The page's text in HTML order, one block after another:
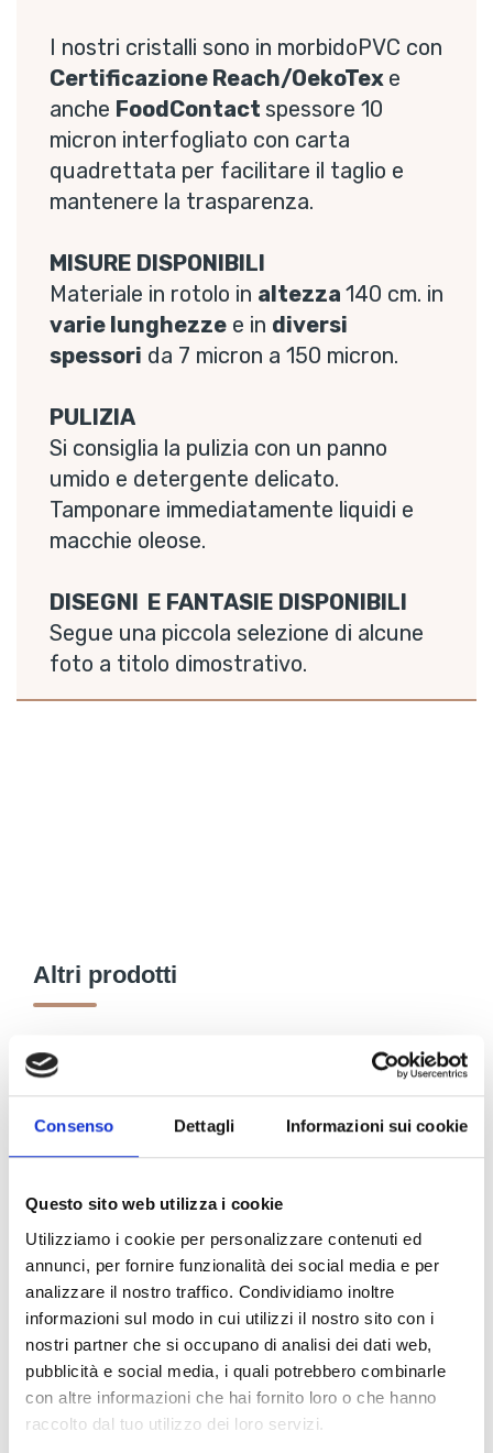
Consenso Dettagli Informazioni sui cookie
Questo sito web utilizza i cookie
Utilizziamo i cookie per personalizzare contenuti ed
annunci, per fornire funzionalità dei social media e per
analizzare il nostro traffico. Condividiamo inoltre
informazioni sul modo in cui utilizzi il nostro sito con i
nostri partner che si occupano di analisi dei dati web,
pubblicità e social media, i quali potrebbero combinarle
con altre informazioni che hai fornito loro o che hanno
raccolto dal tuo utilizzo dei loro servizi.
I nostri cristalli sono in morbidoPVC con
Certificazione Reach/OekoTex e
anche FoodContact spessore 10
micron interfogliato con carta
quadrettata per facilitare il taglio e
mantenere la trasparenza.
MISURE DISPONIBILI
Materiale in rotolo in altezza 140 cm. in
varie lunghezze e in diversi
spessori da 7 micron a 150 micron.
PULIZIA
Si consiglia la pulizia con un panno
umido e detergente delicato.
Tamponare immediatamente liquidi e
macchie oleose.
DISEGNI E FANTASIE DISPONIBILI
Segue una piccola selezione di alcune
foto a titolo dimostrativo.
Altri prodotti
Tappeti
Zerbini
Stuoie e Passatoie
Articoli bagno